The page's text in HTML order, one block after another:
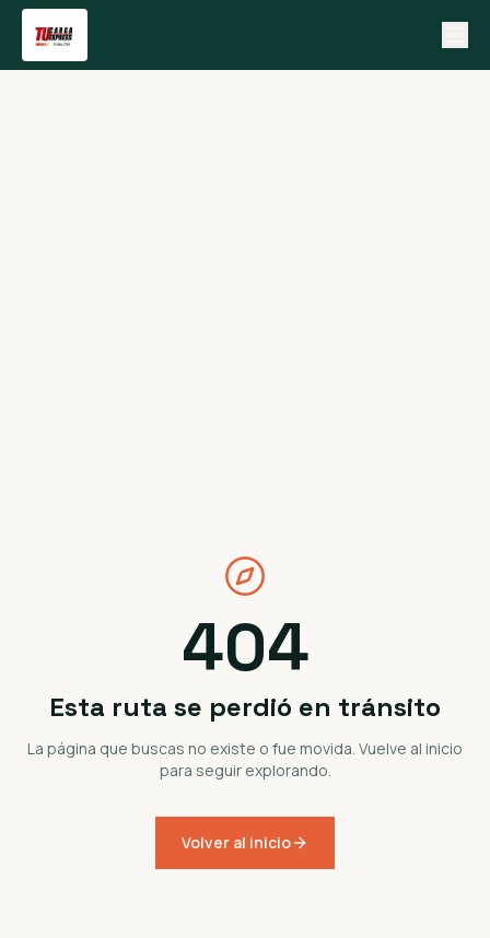
404
Esta ruta se perdió en tránsito
La página que buscas no existe o fue movida. Vuelve al inicio
para seguir explorando.
Volver al inicio